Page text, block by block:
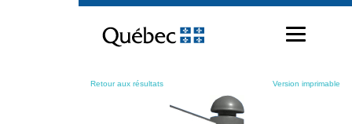
contenu
Retour aux résultats Version imprimable